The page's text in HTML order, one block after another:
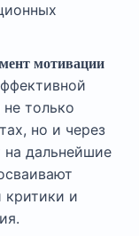
мотивации
только
но и через
дальнейшие
критики и